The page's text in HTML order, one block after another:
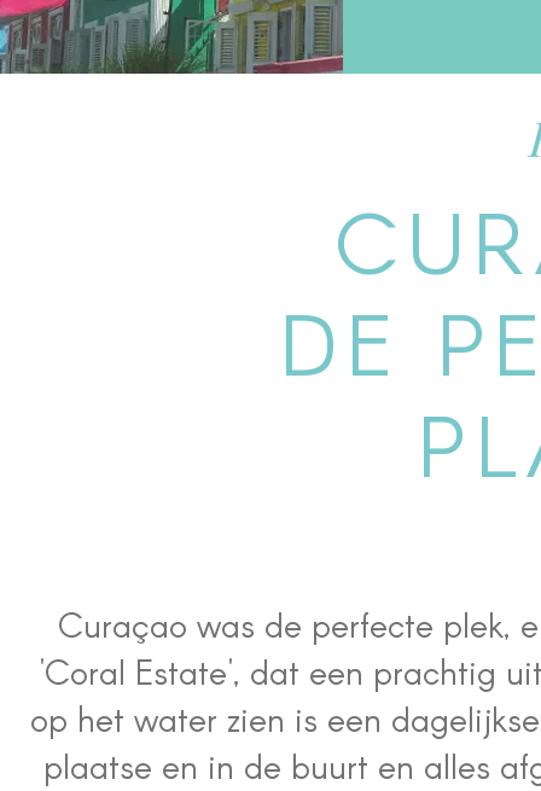
DE
Curaçao was de perfecte plek,
'Coral Estate', dat een prachtig
op het water zien is een
plaatse en in de buurt en alles